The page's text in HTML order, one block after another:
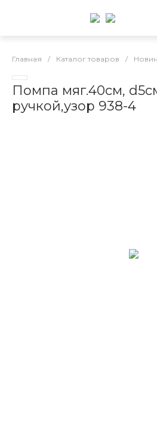
Главная / Каталог товаров /
Помпа мяг.40см,
ручкой,узор 938-4